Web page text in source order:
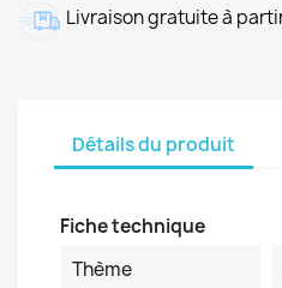
Livraison gratuite à
Détails du produit
Fiche technique
Thème